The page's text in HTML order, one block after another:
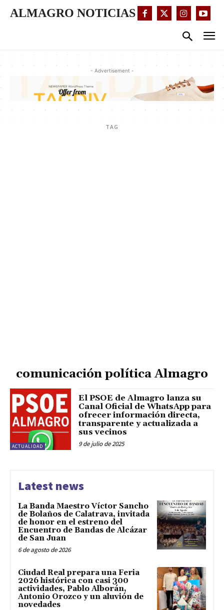
ALMAGRO NOTICIAS
- Advertisement -
TAG
comunicación política Almagro
ACTUALIDAD
El PSOE de Almagro lanza su
Canal Oficial de WhatsApp para
ofrecer información directa,
transparente y actualizada a
sus vecinos
9 de julio de 2025
Latest news
La Banda Maestro Víctor Sancho
de Bolaños de Calatrava, invitada
de honor en el estreno del
Encuentro de Bandas de Alcázar
de San Juan
6 de agosto de 2026
Ciudad Real prepara una Feria
2026 histórica con casi 300
actividades, Pablo Alborán,
Antonio Orozco y un aluvión de
novedades